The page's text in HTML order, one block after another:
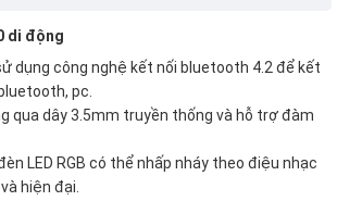
di động
dụng công nghệ kết nối bluetooth 4.2 để kết
pc.
qua dây 3.5mm truyền thống và hỗ trợ đàm
LED RGB có thể nhấp nháy theo điệu nhạc
hiện đại.